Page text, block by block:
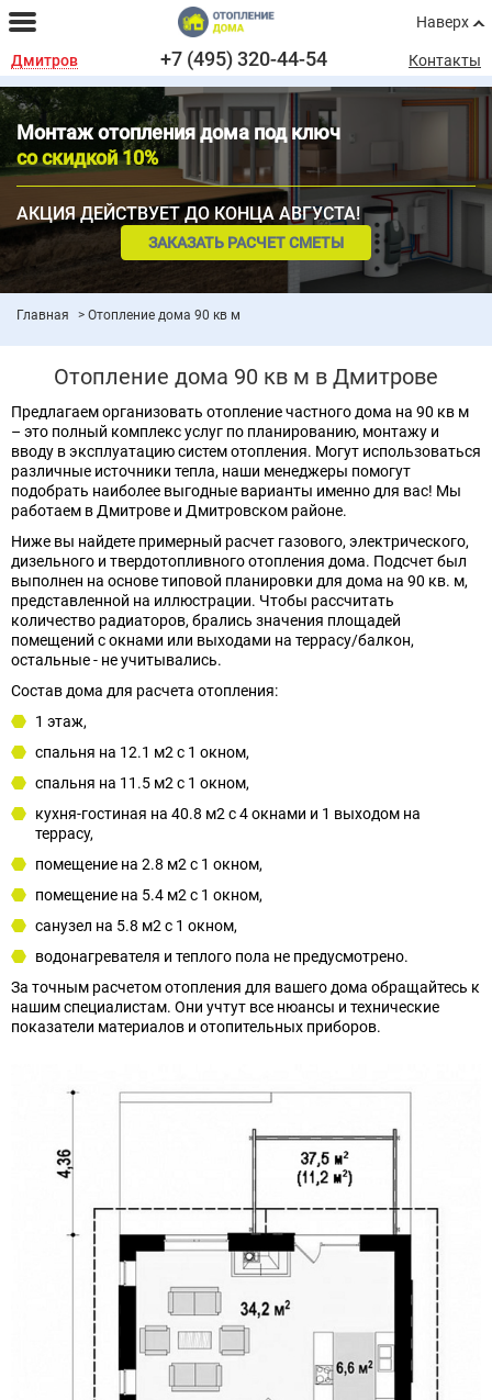
Наверх
Дмитров +7 (495) 320-44-54 Контакты
Монтаж отопления дома под ключ
со скидкой 10%
АКЦИЯ ДЕЙСТВУЕТ ДО КОНЦА АВГУСТА!
ЗАКАЗАТЬ РАСЧЕТ СМЕТЫ
Главная Отопление дома 90 кв м
Отопление дома 90 кв м в Дмитрове
Предлагаем организовать отопление частного дома на 90 кв м
– это полный комплекс услуг по планированию, монтажу и
вводу в эксплуатацию систем отопления. Могут использоваться
различные источники тепла, наши менеджеры помогут
подобрать наиболее выгодные варианты именно для вас! Мы
работаем в Дмитрoве и Дмитрoвском районе.
Ниже вы найдете примерный расчет газового, электрического,
дизельного и твердотопливного отопления дома. Подсчет был
выполнен на основе типовой планировки для дома на 90 кв. м,
представленной на иллюстрации. Чтобы рассчитать
количество радиаторов, брались значения площадей
помещений с окнами или выходами на террасу/балкон,
остальные - не учитывались.
Состав дома для расчета отопления:
1 этаж,
спальня на 12.1 м2 с 1 окном,
спальня на 11.5 м2 с 1 окном,
кухня-гостиная на 40.8 м2 с 4 окнами и 1 выходом на
террасу,
помещение на 2.8 м2 с 1 окном,
помещение на 5.4 м2 с 1 окном,
санузел на 5.8 м2 с 1 окном,
водонагревателя и теплого пола не предусмотрено.
За точным расчетом отопления для вашего дома обращайтесь к
нашим специалистам. Они учтут все нюансы и технические
показатели материалов и отопительных приборов.